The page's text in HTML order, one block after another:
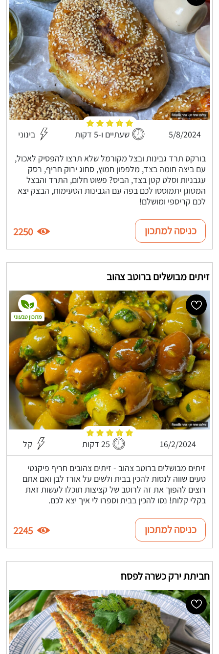
5/8/2024 שעתיים ו-5 דקות בינוני
בורקס תרד גבינות ובצל מקורמל שלא תרצו להפסיק לאכול,
עם ביצה חומה בצד, מלפפון חמוץ, סחוג ירוק חריף, רסק
עגבניות וסלט קטן בצד, הביס? פשוט חלום, התרד והבצל
המטוגן יתמוססו לכם בפה עם הגבינות הטעימות, הבצק יצא
לכם קריספי ומושלם!
כניסה למתכון 2250
זיתים מבושלים ברוטב צהוב
16/2/2024 25 דקות קל
זיתים מבושלים ברוטב צהוב - זיתים צהובים חריף פיקנטי
טעים שווה לנסות להכין בבית ולשים על אורז לבן ואם אתם
רוצים להפוך את זה לרוטב של קציצות תוכלו לעשות זאת
בקלי קלות! נסו להכין בבית וספרו לי איך יצא לכם.
מתכון טבעוני
כניסה למתכון 2245
חביתת ירק כשרה לפסח